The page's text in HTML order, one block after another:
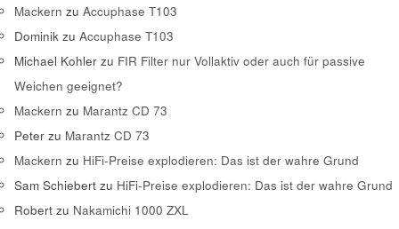
Mackern zu Accuphase T103
Dominik zu Accuphase T103
Michael Kohler zu FIR Filter nur Vollaktiv oder auch für passive
Weichen geeignet?
Mackern zu Marantz CD 73
Peter zu Marantz CD 73
Mackern zu HiFi-Preise explodieren: Das ist der wahre Grund
Sam Schiebert zu HiFi-Preise explodieren: Das ist der wahre Grund
Robert zu Nakamichi 1000 ZXL